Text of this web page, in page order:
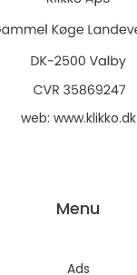
web: www.klikko.dk
Menu
Ads